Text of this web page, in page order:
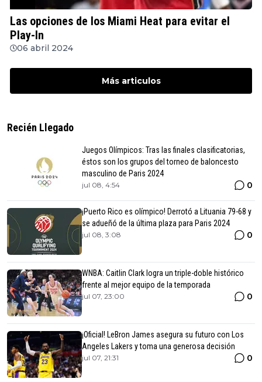
Las opciones de los Miami Heat para evitar el
Play-In
06 abril 2024
Más articulos
Recién Llegado
Juegos Olímpicos: Tras las finales clasificatorias,
éstos son los grupos del torneo de baloncesto
masculino de Paris 2024
jul 08, 4:54 0
¡Puerto Rico es olímpico! Derrotó a Lituania 79-68 y
se adueñó de la última plaza para Paris 2024
jul 08, 3:08 0
WNBA: Caitlin Clark logra un triple-doble histórico
frente al mejor equipo de la temporada
jul 07, 23:00 0
¡Oficial! LeBron James asegura su futuro con Los
Angeles Lakers y toma una generosa decisión
jul 07, 21:31 0